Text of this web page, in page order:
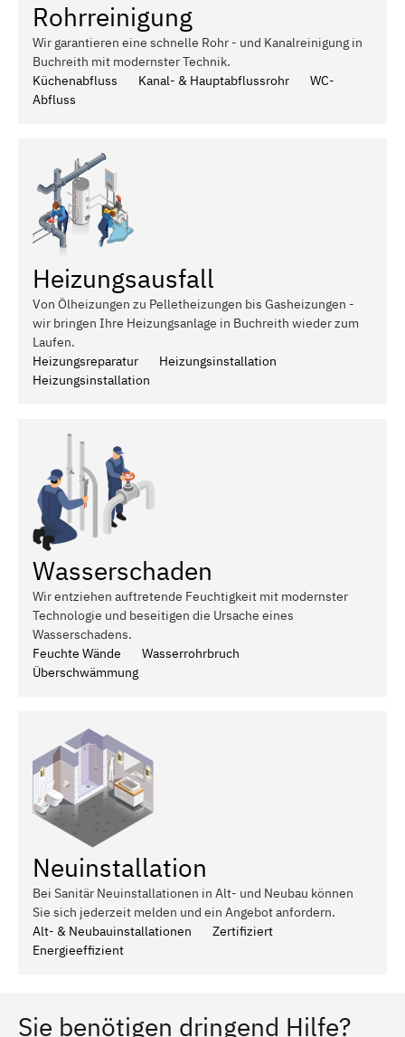
Rohrreinigung
Wir garantieren eine schnelle Rohr - und Kanalreinigung in
Buchreith mit modernster Technik.
Küchenabfluss
Kanal- & Hauptabflussrohr
WC-
Abfluss
Heizungsausfall
Von Ölheizungen zu Pelletheizungen bis Gasheizungen -
wir bringen Ihre Heizungsanlage in Buchreith wieder zum
Laufen.
Heizungsreparatur
Heizungsinstallation
Heizungsinstallation
Wasserschaden
Wir entziehen auftretende Feuchtigkeit mit modernster
Technologie und beseitigen die Ursache eines
Wasserschadens.
Feuchte Wände
Wasserrohrbruch
Überschwämmung
Neuinstallation
Bei Sanitär Neuinstallationen in Alt- und Neubau können
Sie sich jederzeit melden und ein Angebot anfordern.
Alt- & Neubauinstallationen
Zertifiziert
Energieeffizient
Sie benötigen dringend Hilfe?